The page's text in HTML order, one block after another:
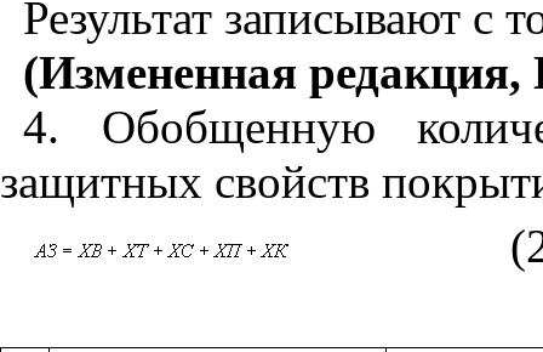
Результат записывают с
(Измененная
4. Обобщенную
защитных свойств
(